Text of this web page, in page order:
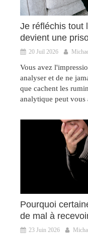
Je réfléchis tout
devient une
20 Juil 2026
Vous avez
analyser et de ne
que cachent les
analytique peut vous
Pourquoi
de mal à
23 Juin 2026